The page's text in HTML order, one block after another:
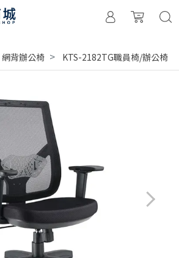
網背辦公椅 KTS-2182TG職員椅/辦公椅